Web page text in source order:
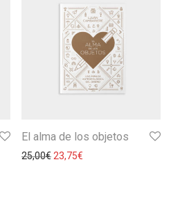
El alma de los objetos
25,00€23,75€